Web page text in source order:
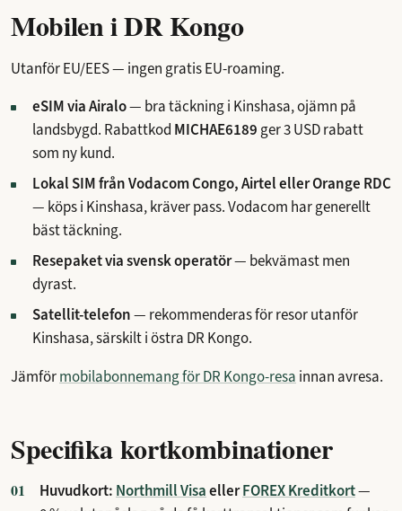
Mobilen i DR Kongo
Utanför EU/EES — ingen gratis EU-roaming.
eSIM via Airalo— bra täckning i Kinshasa, ojämn på
landsbygd. Rabattkod MICHAE6189 ger 3 USD rabatt
som ny kund.
Lokal SIM från Vodacom Congo, Airtel eller Orange RDC
— köps i Kinshasa, kräver pass. Vodacom har generellt
bäst täckning.
Resepaket via svensk operatör— bekvämast men
dyrast.
Satellit-telefon— rekommenderas för resor utanför
Kinshasa, särskilt i östra DR Kongo.
Jämförmobilabonnemang för DR Kongo-resa innan avresa.
Specifika kortkombinationer
Huvudkort: Northmill VisaellerFOREX Kreditkort—